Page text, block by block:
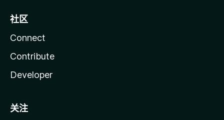
社区
Connect
Contribute
Developer
关注